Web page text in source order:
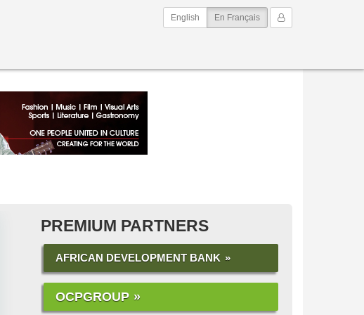
Mon Compte
English En Français(current)
PREMIUM PARTNERS
AFRICAN DEVELOPMENT BANK
OCPGROUP